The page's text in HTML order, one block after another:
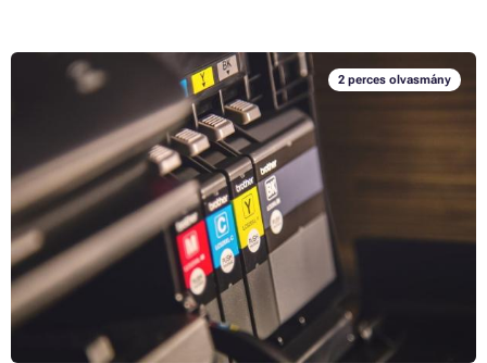
2 perces olvasmány